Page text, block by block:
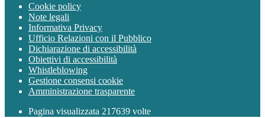
Cookie policy
Note legali
Informativa Privacy
Ufficio Relazioni con il Pubblico
Dichiarazione di accessibilità
Obiettivi di accessibilità
Whistleblowing
Gestione consensi cookie
Amministrazione trasparente
Pagina visualizzata 217639 volte